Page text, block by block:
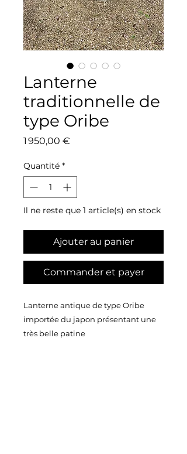
Lanterne
traditionnelle de
type Oribe
1 950,00 €
Quantité *
Il ne reste que 1 article(s) en stock
Ajouter au panier
Commander et payer
Lanterne antique de type Oribe
importée du japon présentant une
très belle patine